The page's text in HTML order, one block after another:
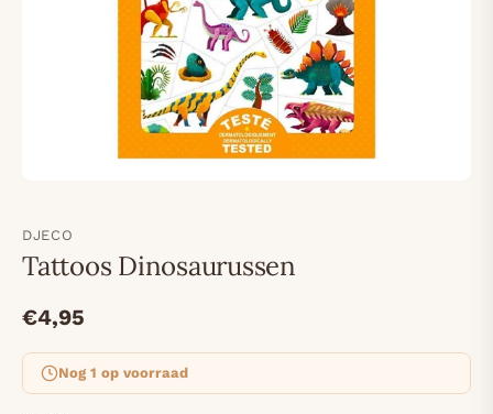
DJECO
Tattoos Dinosaurussen
€4,95
Nog 1 op voorraad